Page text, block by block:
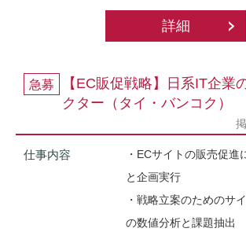
詳細
急募
【EC販促戦略】日系IT企業
クター（タイ・バンコク）
仕事内容
・ECサイトの販売促進
と企画実行
・戦略立案のためのサ
の数値分析と課題抽出